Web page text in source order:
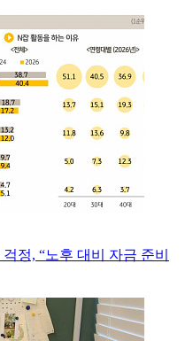
걱정, “노후 대비 자금 준비